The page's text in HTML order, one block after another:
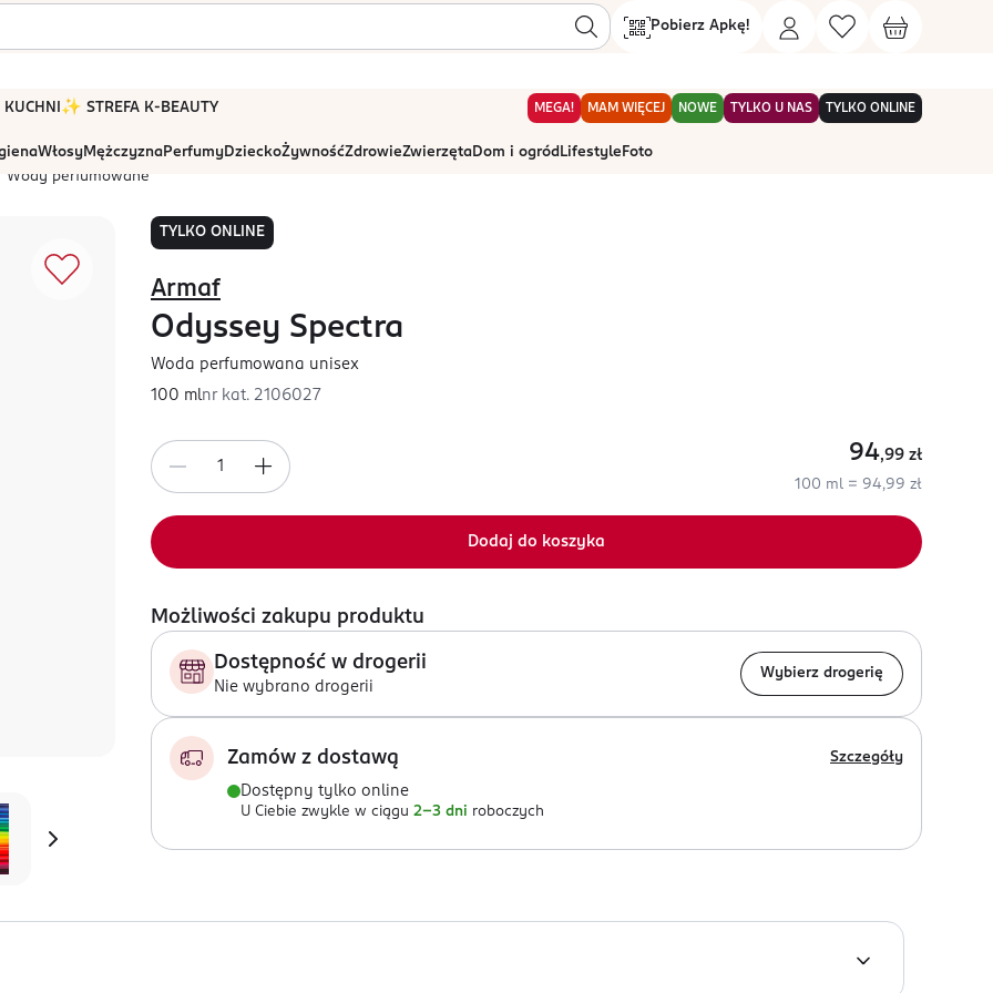
Pobierz Apkę!
KUCHNI ✨ STREFA K-BEAUTY MEGA! MAM WIĘCEJ NOWE TYLKO U NAS TYLKO ONLINE
WłosyMężczyznaPerfumyDzieckoŻywnośćZdrowieZwierzętaDom i ogród Lifestyle Foto
Wody perfumowane
TYLKO ONLINE
Armaf
Odyssey Spectra
Woda perfumowana unisex
100 mlnr kat. 2106027
94,99 zł
100 ml = 94,99 zł
Dodaj do koszyka
Możliwości zakupu produktu
Dostępność w drogerii
Nie wybrano drogerii
Wybierz drogerię
Zamów z dostawą Szczegóły
Dostępny tylko online
U Ciebie zwykle w ciągu 2-3 dni roboczych